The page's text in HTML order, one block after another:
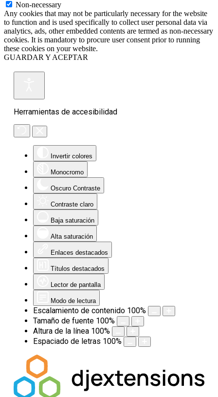
Non-necessary
Any cookies that may not be particularly necessary for the website
to function and is used specifically to collect user personal data via
analytics, ads, other embedded contents are termed as non-necessary
cookies. It is mandatory to procure user consent prior to running
these cookies on your website.
GUARDAR Y ACEPTAR
Herramientas de accesibilidad
Invertir colores
Monocromo
Oscuro Contraste
Contraste claro
Baja saturación
Alta saturación
Enlaces destacados
Títulos destacados
Lector de pantalla
Modo de lectura
Escalamiento de contenido 100%
Tamaño de fuente 100%
Altura de la línea 100%
Espaciado de letras 100%